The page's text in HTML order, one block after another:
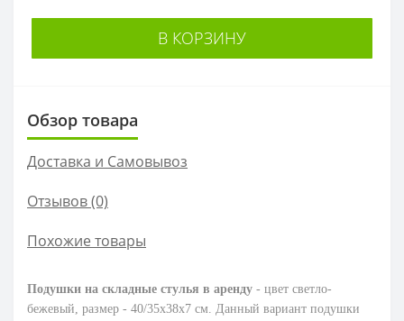
В КОРЗИНУ
Обзор товара
Доставка и Самовывоз
Отзывов (0)
Похожие товары
Подушки на складные стулья в аренду - цвет светло-
бежевый, размер - 40/35x38x7 см. Данный вариант подушки